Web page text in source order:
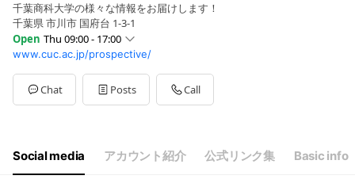
千葉商科大学の様々な情報をお届けします！
千葉県 市川市 国府台 1-3-1
Open Thu 09:00 - 17:00
SunClosed
Mon09:00 - 17:00
Tue09:00 - 17:00
Wed09:00 - 17:00
Closed
※土曜・日曜・祝日はお休みです
www.cuc.ac.jp/prospective/
Chat Posts Call
Social media アカウント紹介 公式リンク集 Basic info